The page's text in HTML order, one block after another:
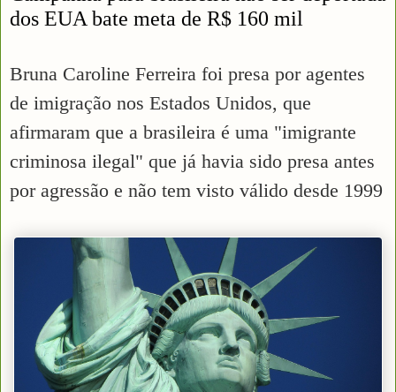
dos EUA bate meta de R$ 160 mil
Bruna Caroline Ferreira foi presa por agentes
de imigração nos Estados Unidos, que
afirmaram que a brasileira é uma "imigrante
criminosa ilegal" que já havia sido presa antes
por agressão e não tem visto válido desde 1999